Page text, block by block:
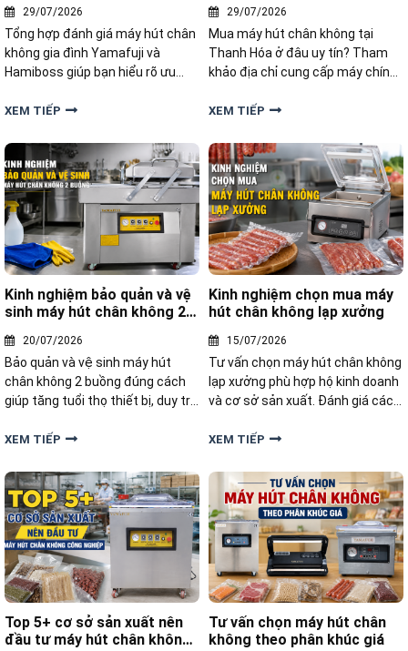
29/07/2026
Tổng hợp đánh giá máy hút chân
không gia đình Yamafuji và
Hamiboss giúp bạn hiểu rõ ưu
chọn sản phẩm đáng mua.
XEM TIẾP
29/07/2026
Mua máy hút chân không tại
Thanh Hóa ở đâu uy tín? Tham
khảo địa chỉ cung cấp máy chính
tận tâm, bảo hành và hỗ trợ kỹ
XEM TIẾP
Kinh nghiệm bảo quản và vệ
sinh máy hút chân không 2
20/07/2026
Bảo quản và vệ sinh máy hút
chân không 2 buồng đúng cách
giúp tăng tuổi thọ thiết bị, duy trì
lượng đóng gói sản phẩm.
XEM TIẾP
Kinh nghiệm chọn mua máy
hút chân không lạp xưởng
15/07/2026
Tư vấn chọn máy hút chân không
lạp xưởng phù hợp hộ kinh doanh
và cơ sở sản xuất. Đánh giá các
đúng thiết bị, tiết kiệm chi phí.
XEM TIẾP
Top 5+ cơ sở sản xuất nên
đầu tư máy hút chân không
Tư vấn chọn máy hút chân
không theo phân khúc giá